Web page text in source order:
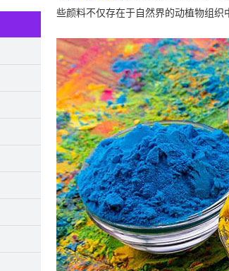
些颜料不仅存在于自然界的动植物组织